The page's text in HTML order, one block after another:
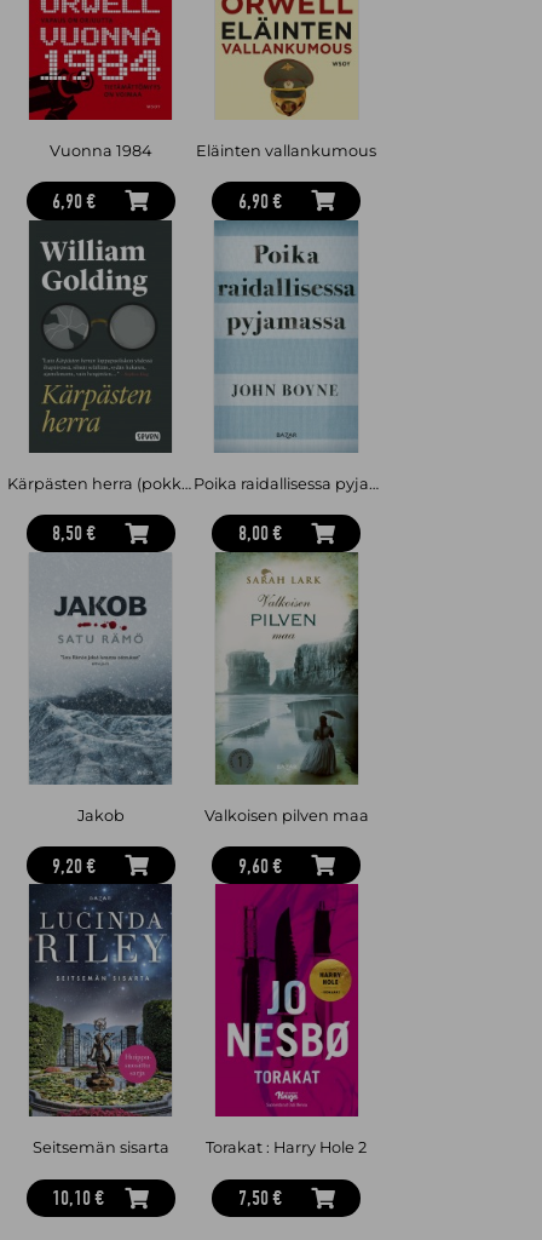
Vuonna 1984
6,90 €
Eläinten vallankumous
6,90 €
Kärpästen herra (pokkari)
8,50 €
Poika raidallisessa pyjamassa
8,00 €
Jakob
9,20 €
Valkoisen pilven maa
9,60 €
Seitsemän sisarta
10,10 €
Torakat : Harry Hole 2
7,50 €